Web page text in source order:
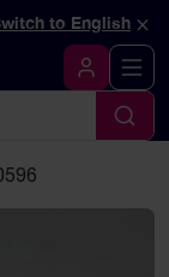
to English ×
Logga in
Sök